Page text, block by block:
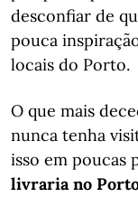
desconfiar de
pouca
locais do Porto.
O que mais
nunca tenha
isso em poucas
livraria no